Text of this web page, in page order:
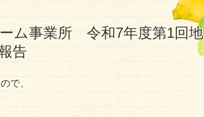
ム事業所 令和7年度第1回地
告
で、